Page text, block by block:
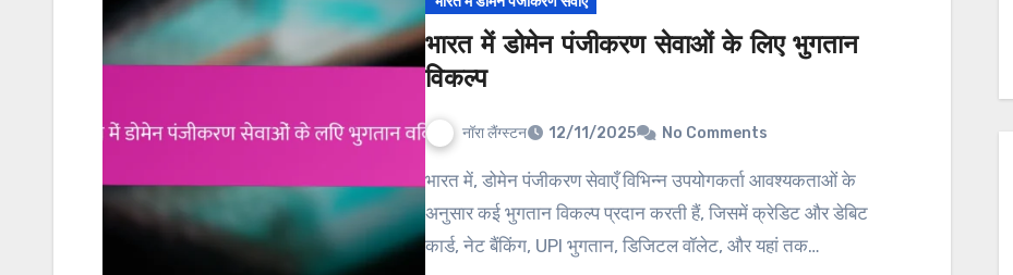
भारत में डोमेन पंजीकरण सेवाओं के लिए भुगतान
विकल्प
नॉरा लैंग्स्टन 12/11/2025 No Comments
भारत में, डोमेन पंजीकरण सेवाएँ विभिन्न उपयोगकर्ता आवश्यकताओं के
अनुसार कई भुगतान विकल्प प्रदान करती हैं, जिसमें क्रेडिट और डेबिट
कार्ड, नेट बैंकिंग, UPI भुगतान, डिजिटल वॉलेट, और यहां तक…